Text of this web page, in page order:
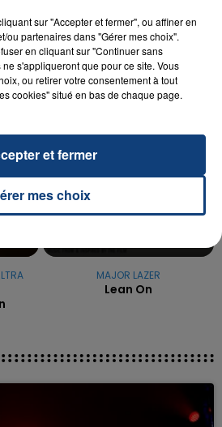
et présenté ses
MAJOR LAZER
Lean On
sur "Accepter et fermer", ou affiner en
ou partenaires dans "Gérer mes choix".
en cliquant sur "Continuer sans
s'appliqueront que pour ce site. Vous
ou retirer votre consentement à tout
cookies" situé en bas de chaque page.
mes choix
et fermer